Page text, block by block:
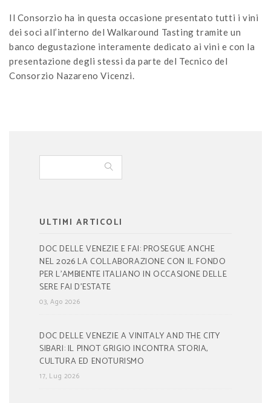
Il Consorzio ha in questa occasione presentato tutti i vini
dei soci all’interno del Walkaround Tasting tramite un
banco degustazione interamente dedicato ai vini e con la
presentazione degli stessi da parte del Tecnico del
Consorzio Nazareno Vicenzi.
ULTIMI ARTICOLI
DOC DELLE VENEZIE E FAI: PROSEGUE ANCHE
NEL 2026 LA COLLABORAZIONE CON IL FONDO
PER L’AMBIENTE ITALIANO IN OCCASIONE DELLE
SERE FAI D’ESTATE
03, Ago 2026
DOC DELLE VENEZIE A VINITALY AND THE CITY
SIBARI: IL PINOT GRIGIO INCONTRA STORIA,
CULTURA ED ENOTURISMO
17, Lug 2026